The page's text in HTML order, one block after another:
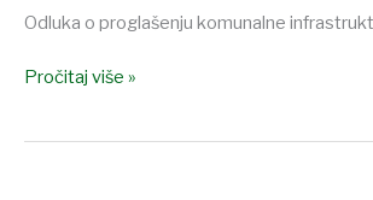
Odluka o proglašenju komunalne
Pročitaj više »